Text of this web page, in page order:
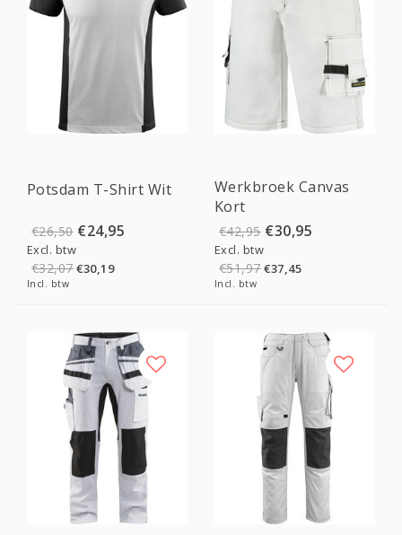
Potsdam T-Shirt Wit
€26,50 €24,95
Excl. btw
€32,07€30,19
Incl. btw
Werkbroek Canvas
Kort
€42,95 €30,95
Excl. btw
€51,97€37,45
Incl. btw